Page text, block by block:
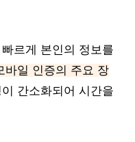
르게 본인의 정보를
바일 인증의 주요 장
간소화되어 시간을